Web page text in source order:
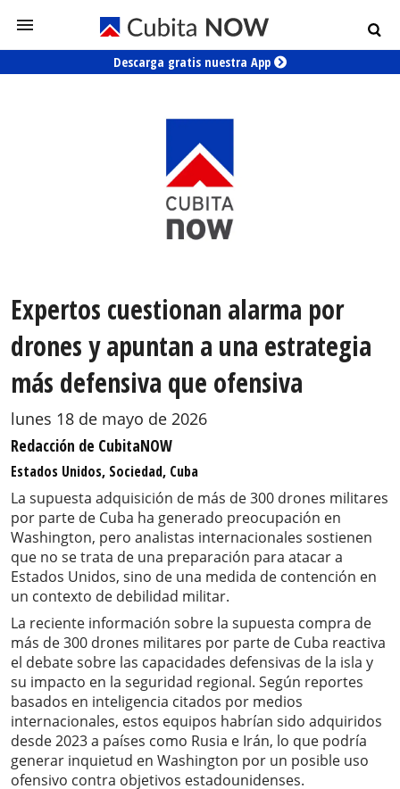
Descarga gratis nuestra App
Expertos cuestionan alarma por
drones y apuntan a una estrategia
más defensiva que ofensiva
lunes 18 de mayo de 2026
Redacción de CubitaNOW
Estados Unidos, Sociedad, Cuba
La supuesta adquisición de más de 300 drones militares
por parte de Cuba ha generado preocupación en
Washington, pero analistas internacionales sostienen
que no se trata de una preparación para atacar a
Estados Unidos, sino de una medida de contención en
un contexto de debilidad militar.
La reciente información sobre la supuesta compra de
más de 300 drones militares por parte de Cuba reactiva
el debate sobre las capacidades defensivas de la isla y
su impacto en la seguridad regional. Según reportes
basados en inteligencia citados por medios
internacionales, estos equipos habrían sido adquiridos
desde 2023 a países como Rusia e Irán, lo que podría
generar inquietud en Washington por un posible uso
ofensivo contra objetivos estadounidenses.